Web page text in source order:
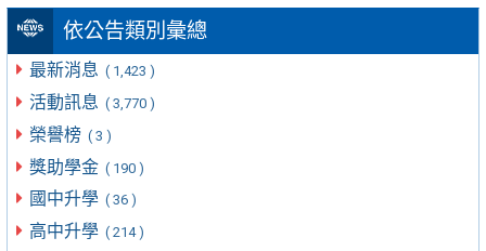
依公告類別彙總
最新消息 ( 1,423 )
活動訊息 ( 3,770 )
榮譽榜 ( 3 )
獎助學金 ( 190 )
國中升學 ( 36 )
高中升學 ( 214 )